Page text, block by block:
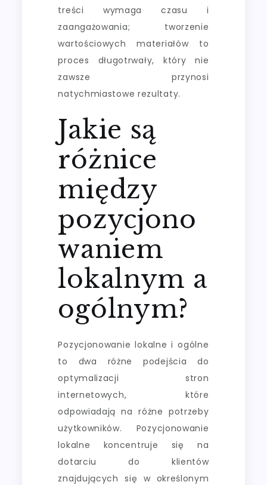
treści wymaga czasu i
zaangażowania; tworzenie
wartościowych materiałów to
proces długotrwały, który nie
zawsze przynosi
natychmiastowe rezultaty.
Jakie są
różnice
między
pozycjono
waniem
lokalnym a
ogólnym?
Pozycjonowanie lokalne i ogólne
to dwa różne podejścia do
optymalizacji stron
internetowych, które
odpowiadają na różne potrzeby
użytkowników. Pozycjonowanie
lokalne koncentruje się na
dotarciu do klientów
znajdujących się w określonym